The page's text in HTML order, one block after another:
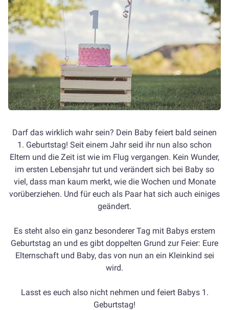
Darf das wirklich wahr sein? Dein Baby feiert bald seinen
1. Geburtstag! Seit einem Jahr seid ihr nun also schon
Eltern und die Zeit ist wie im Flug vergangen. Kein Wunder,
im ersten Lebensjahr tut und verändert sich bei Baby so
viel, dass man kaum merkt, wie die Wochen und Monate
vorüberziehen. Und für euch als Paar hat sich auch einiges
geändert.
Es steht also ein ganz besonderer Tag mit Babys erstem
Geburtstag an und es gibt doppelten Grund zur Feier: Eure
Elternschaft und Baby, das von nun an ein Kleinkind sei
wird.
Lasst es euch also nicht nehmen und feiert Babys 1.
Geburtstag!